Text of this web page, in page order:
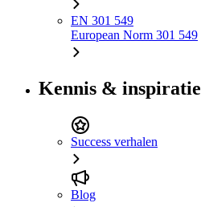
EN 301 549
European Norm 301 549
Kennis & inspiratie
Success verhalen
Blog